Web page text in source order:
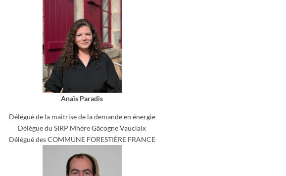
Anaïs Paradis
Délégué de la maitrise de la demande en énergie
Délégue du SIRP Mhère Gâcogne Vauclaix
Délégué des COMMUNE FORESTIÈRE FRANCE